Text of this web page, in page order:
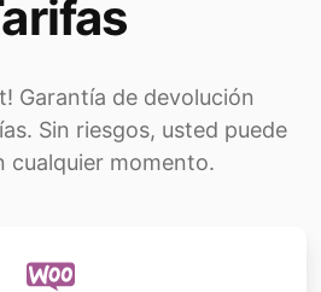
Garantía de devolución
Sin riesgos, usted puede
cualquier momento.